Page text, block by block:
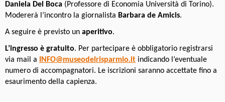
Daniela Del Boca (Professore di Economia Università di Torino).
Modererà l’incontro la giornalista Barbara de Amicis.
A seguire è previsto un aperitivo.
L’ingresso è gratuito. Per partecipare è obbligatorio registrarsi
via mail a
INFO@museodelrisparmio.it indicando l’eventuale
numero di accompagnatori. Le iscrizioni saranno accettate fino a
esaurimento della capienza.